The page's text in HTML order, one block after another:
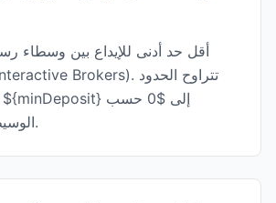
أقل حد أدنى للإيداع بين وسطاء
الوسيط ونوع الحساب.